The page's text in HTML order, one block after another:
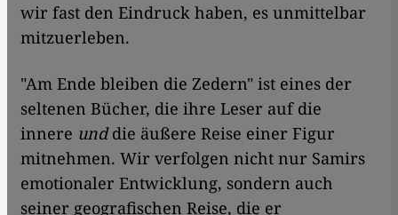
wir fast den Eindruck haben, es unmittelbar
mitzuerleben.
"Am Ende bleiben die Zedern" ist eines der
seltenen Bücher, die ihre Leser auf die
innere unddie äußere Reise einer Figur
mitnehmen. Wir verfolgen nicht nur Samirs
emotionaler Entwicklung, sondern auch
seiner geografischen Reise, die er